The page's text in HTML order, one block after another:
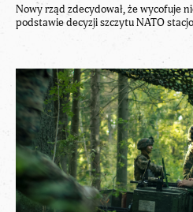
Nowy rząd zdecydował, że wycofuje
podstawie decyzji szczytu NATO